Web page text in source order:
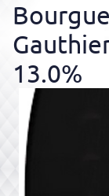
13.0%